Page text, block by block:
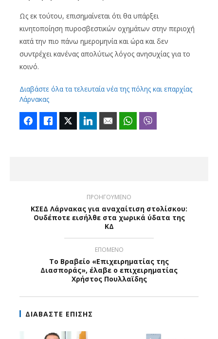
Ως εκ τούτου, επισημαίνεται ότι θα υπάρξει
κινητοποίηση πυροσβεστικών οχημάτων στην περιοχή
κατά την πιο πάνω ημερομηνία και ώρα και δεν
συντρέχει κανένας απολύτως λόγος ανησυχίας για το
κοινό.
Διαβάστε όλα τα τελευταία νέα της πόλης και επαρχίας
Λάρνακας
FacebookLike Twitter LinkedIn Email WhatsApp
ΠΡΟΗΓΟΥΜΕΝΟ
KΣΕΔ Λάρνακας για αναχαίτιση στολίσκου:
Ουδέποτε εισήλθε στα χωρικά ύδατα της
ΚΔ
ΕΠΟΜΕΝΟ
Το Βραβείο «Επιχειρηματίας της
Διασποράς», έλαβε ο επιχειρηματίας
Χρήστος Πουλλαϊδης
ΔΙΑΒΑΣΤΕ ΕΠΙΣΗΣ